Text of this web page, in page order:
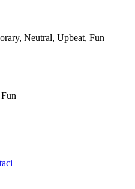
Neutral, Upbeat, Fun